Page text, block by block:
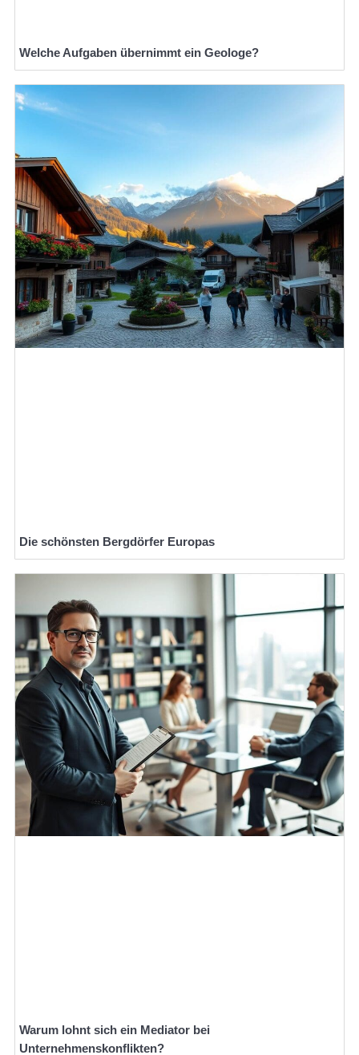
Welche Aufgaben übernimmt ein Geologe?
Die schönsten Bergdörfer Europas
Warum lohnt sich ein Mediator bei
Unternehmenskonflikten?